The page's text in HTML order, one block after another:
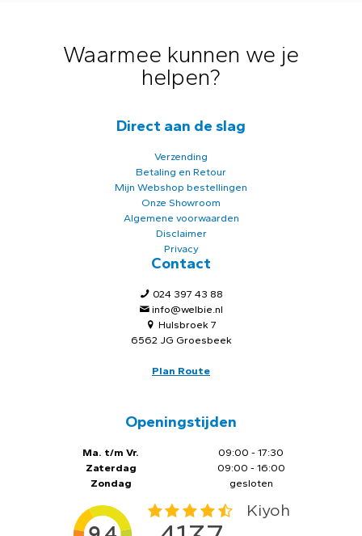
Waarmee kunnen we je
helpen?
Direct aan de slag
Verzending
Betaling en Retour
Mijn Webshop bestellingen
Onze Showroom
Algemene voorwaarden
Disclaimer
Privacy
Contact
024 397 43 88
info@welbie.nl
Hulsbroek 7
6562 JG Groesbeek
Plan Route
Openingstijden
Ma. t/m Vr.
Zaterdag
Zondag
09:00 - 17:30
09:00 - 16:00
gesloten